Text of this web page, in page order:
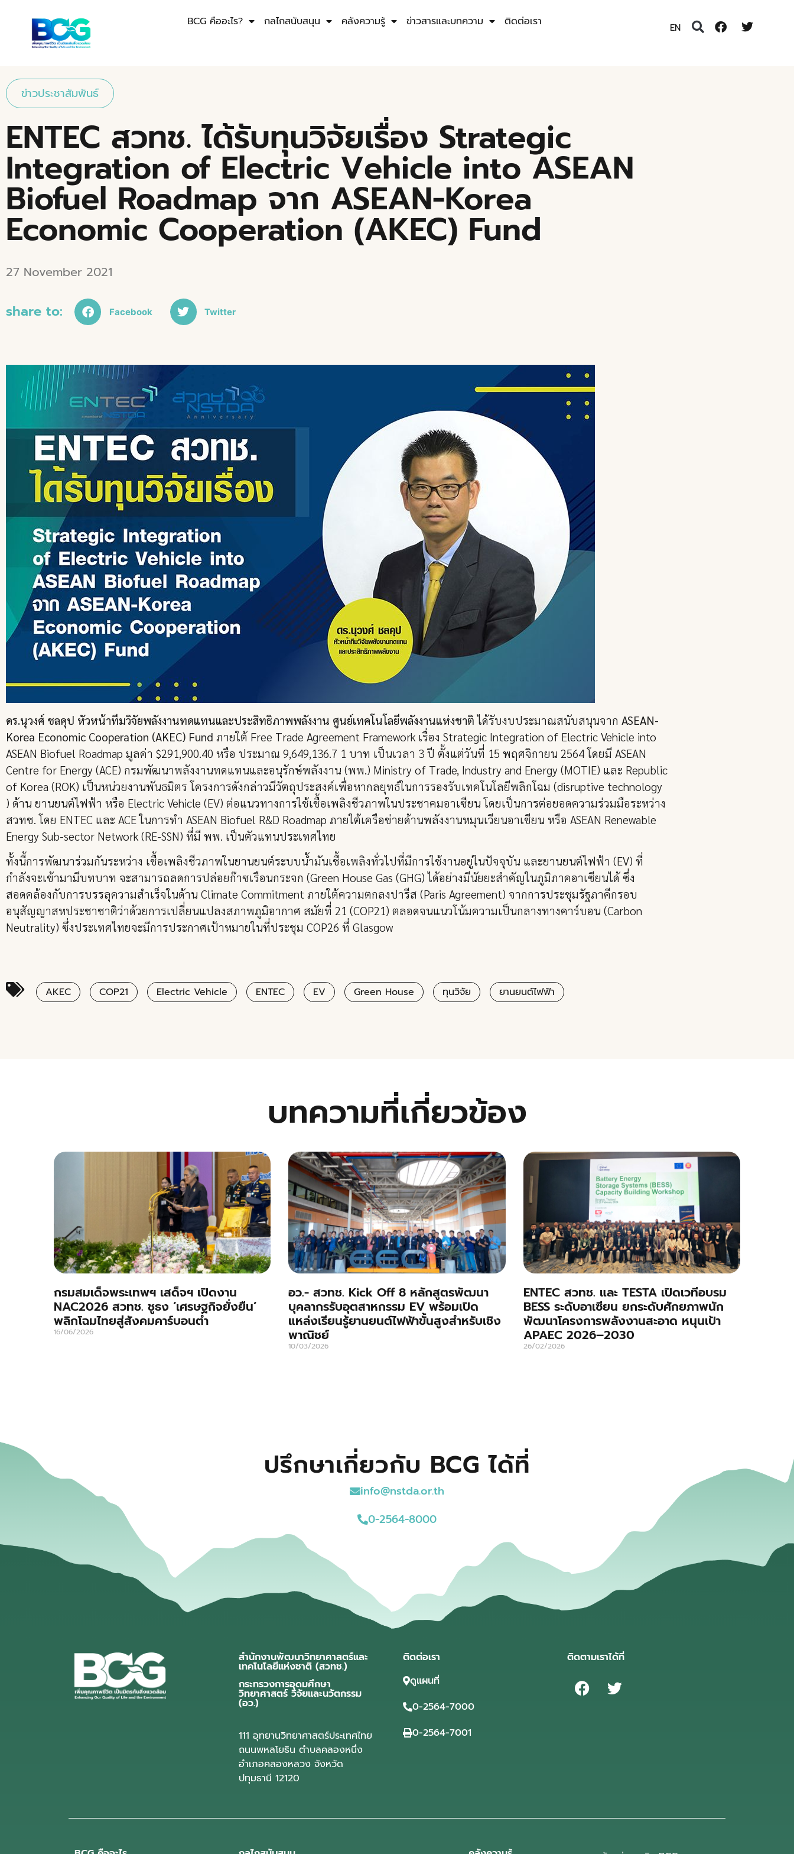
BCG คืออะไร? กลไกสนับสนุน คลังความรู้ ข่าวสารและบทความ ติดต่อเรา EN
ข่าวประชาสัมพันธ์
ENTEC สวทช. ได้รับทุนวิจัยเรื่อง Strategic
Integration of Electric Vehicle into ASEAN
Biofuel Roadmap จาก ASEAN-Korea
Economic Cooperation (AKEC) Fund
27 November 2021
share to: Facebook Twitter
ดร.นุวงศ์ ชลคุป หัวหน้าทีมวิจัยพลังงานทดแทนและประสิทธิภาพพลังงาน ศูนย์เทคโนโลยีพลังงานแห่งชาติ ได้รับงบประมาณสนับสนุนจาก ASEAN-
Korea Economic Cooperation (AKEC) Fund ภายใต้ Free Trade Agreement Framework เรื่อง Strategic Integration of Electric Vehicle into
ASEAN Biofuel Roadmap มูลค่า $291,900.40 หรือ ประมาณ 9,649,136.7 1 บาท เป็นเวลา 3 ปี ตั้งแต่วันที่ 15 พฤศจิกายน 2564 โดยมี ASEAN
Centre for Energy (ACE) กรมพัฒนาพลังงานทดแทนและอนุรักษ์พลังงาน (พพ.) Ministry of Trade, Industry and Energy (MOTIE) และ Republic
of Korea (ROK) เป็นหน่วยงานพันธมิตร โครงการดังกล่าวมีวัตถุประสงค์เพื่อหากลยุทธ์ในการรองรับเทคโนโลยีพลิกโฉม (disruptive technology
) ด้าน ยานยนต์ไฟฟ้า หรือ Electric Vehicle (EV) ต่อแนวทางการใช้เชื้อเพลิงชีวภาพในประชาคมอาเซียน โดยเป็นการต่อยอดความร่วมมือระหว่าง
สวทช. โดย ENTEC และ ACE ในการทำ ASEAN Biofuel R&D Roadmap ภายใต้เครือข่ายด้านพลังงานหมุนเวียนอาเชียน หรือ ASEAN Renewable
Energy Sub-sector Network (RE-SSN) ที่มี พพ. เป็นตัวแทนประเทศไทย
ทั้งนี้การพัฒนาร่วมกันระหว่าง เชื้อเพลิงชีวภาพในยานยนต์ระบบน้ำมันเชื้อเพลิงทั่วไปที่มีการใช้งานอยู่ในปัจจุบัน และยานยนต์ไฟฟ้า (EV) ที่
กำลังจะเข้ามามีบทบาท จะสามารถลดการปล่อยก๊าซเรือนกระจก (Green House Gas (GHG) ได้อย่างมีนัยยะสำคัญในภูมิภาคอาเซียนได้ ซึ่ง
สอดคล้องกับการบรรลุความสำเร็จในด้าน Climate Commitment ภายใต้ความตกลงปารีส (Paris Agreement) จากการประชุมรัฐภาคีกรอบ
อนุสัญญาสหประชาชาติว่าด้วยการเปลี่ยนแปลงสภาพภูมิอากาศ สมัยที่ 21 (COP21) ตลอดจนแนวโน้มความเป็นกลางทางคาร์บอน (Carbon
Neutrality) ซึ่งประเทศไทยจะมีการประกาศเป้าหมายในที่ประชุม COP26 ที่ Glasgow
AKEC COP21 Electric Vehicle ENTEC EV Green House ทุนวิจัย ยานยนต์ไฟฟ้า
บทความที่เกี่ยวข้อง
กรมสมเด็จพระเทพฯ เสด็จฯ เปิดงาน
NAC2026 สวทช. ชูธง ‘เศรษฐกิจยั่งยืน’
พลิกโฉมไทยสู่สังคมคาร์บอนต่ำ
16/06/2026
อว.- สวทช. Kick Off 8 หลักสูตรพัฒนา
บุคลากรรับอุตสาหกรรม EV พร้อมเปิด
แหล่งเรียนรู้ยานยนต์ไฟฟ้าขั้นสูงสำหรับเชิง
พาณิชย์
10/03/2026
ENTEC สวทช. และ TESTA เปิดเวทีอบรม
BESS ระดับอาเซียน ยกระดับศักยภาพนัก
พัฒนาโครงการพลังงานสะอาด หนุนเป้า
APAEC 2026–2030
26/02/2026
ปรึกษาเกี่ยวกับ BCG ได้ที่
info@nstda.or.th
0-2564-8000
สำนักงานพัฒนาวิทยาศาสตร์และ
เทคโนโลยีแห่งชาติ (สวทช.)
กระทรวงการอุดมศึกษา
วิทยาศาสตร์ วิจัยและนวัตกรรม
(อว.)
111 อุทยานวิทยาศาสตร์ประเทศไทย
ถนนพหลโยธิน ตำบลคลองหนึ่ง
อำเภอคลองหลวง จังหวัด
ปทุมธานี 12120
ติดต่อเรา
ดูแผนที่
0-2564-7000
0-2564-7001
ติดตามเราได้ที่